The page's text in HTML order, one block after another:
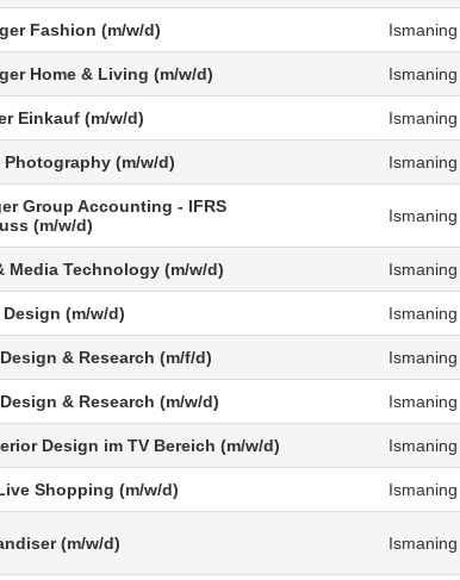
Fashion (m/w/d) Ismaning
Home & Living (m/w/d) Ismaning
Einkauf (m/w/d) Ismaning
(m/w/d) Ismaning
Group Accounting - IFRS
(m/w/d)
Ismaning
Media Technology (m/w/d) Ismaning
(m/w/d) Ismaning
& Research (m/f/d) Ismaning
& Research (m/w/d) Ismaning
Design im TV Bereich (m/w/d) Ismaning
Shopping (m/w/d) Ismaning
(m/w/d) Ismaning